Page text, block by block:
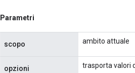
Parametri
scopo ambito attuale
opzioni trasporta valori